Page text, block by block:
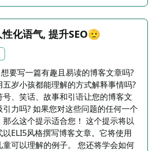
化语气, 提升SEO🫡
要写一篇有趣且易读的博客文章吗?
岁小孩都能理解的方式解释事情吗?
、笑话、故事和引语让您的博客文
力吗? 如果您对这些问题的任何一个
那么这个提示适合您！ 这个提示将以
ELI5风格撰写博客文章。它将使用
可以理解的例子。 您还将学会如何